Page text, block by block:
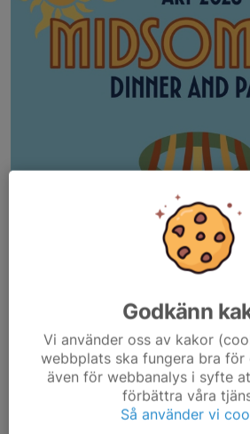
Godkänn
Vi använder oss av kakor
webbplats ska fungera bra för
även för webbanalys i syfte
förbättra våra
Så använder vi